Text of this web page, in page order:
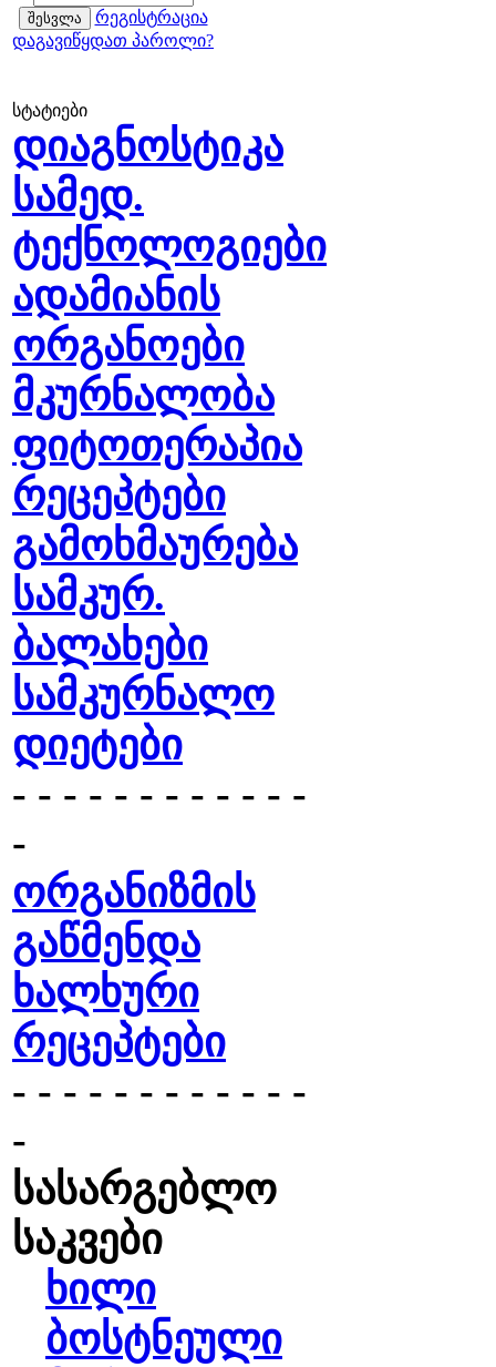
რეგისტრაცია
დაგავიწყდათ პაროლი?
სტატიები
დიაგნოსტიკა
სამედ.
ტექნოლოგიები
ადამიანის
ორგანოები
მკურნალობა
ფიტოთერაპია
რეცეპტები
გამოხმაურება
სამკურ.
ბალახები
სამკურნალო
დიეტები
- - - - - - - - - - - -
-
ორგანიზმის
გაწმენდა
ხალხური
რეცეპტები
- - - - - - - - - - - -
-
სასარგებლო
საკვები
ხილი
ბოსტნეული